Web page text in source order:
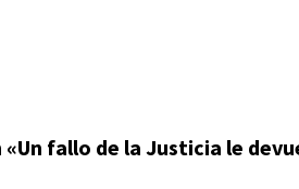
Un fallo de la Justicia le